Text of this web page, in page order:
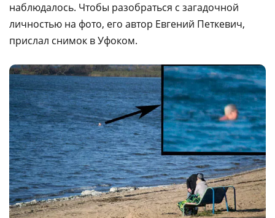
наблюдалось. Чтобы разобраться с загадочной
личностью на фото, его автор Евгений Петкевич,
прислал снимок в Уфоком.